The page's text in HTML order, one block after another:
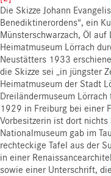
Die Skizze Johann
Benediktinerordens“, ein
Münsterschwarzach, Öl
Heimatmuseum Lörrach
Neustätters 1933
die Skizze sei „in jüngster
Heimatmuseum der Stadt
Dreiländermuseum
1929 in Freiburg bei einer
Vorbesitzerin ist dort
Nationalmuseum gab im
rechteckige Tafel aus der
in einer
sowie einer Unterschrift,